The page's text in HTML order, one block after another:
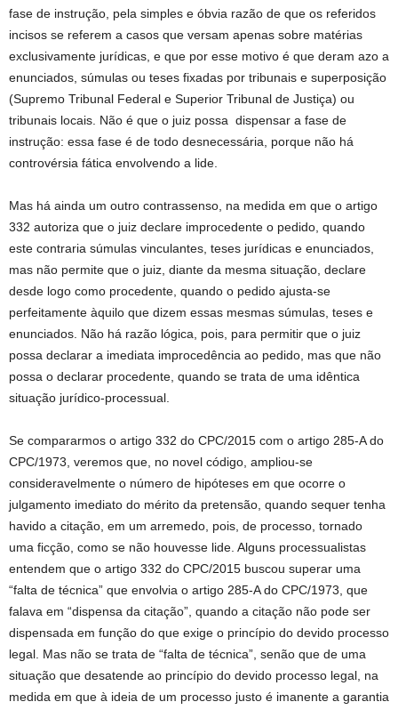
fase de instrução, pela simples e óbvia razão de que os referidos
incisos se referem a casos que versam apenas sobre matérias
exclusivamente jurídicas, e que por esse motivo é que deram azo a
enunciados, súmulas ou teses fixadas por tribunais e superposição
(Supremo Tribunal Federal e Superior Tribunal de Justiça) ou
tribunais locais. Não é que o juiz possa dispensar a fase de
instrução: essa fase é de todo desnecessária, porque não há
controvérsia fática envolvendo a lide.
Mas há ainda um outro contrassenso, na medida em que o artigo
332 autoriza que o juiz declare improcedente o pedido, quando
este contraria súmulas vinculantes, teses jurídicas e enunciados,
mas não permite que o juiz, diante da mesma situação, declare
desde logo como procedente, quando o pedido ajusta-se
perfeitamente àquilo que dizem essas mesmas súmulas, teses e
enunciados. Não há razão lógica, pois, para permitir que o juiz
possa declarar a imediata improcedência ao pedido, mas que não
possa o declarar procedente, quando se trata de uma idêntica
situação jurídico-processual.
Se compararmos o artigo 332 do CPC/2015 com o artigo 285-A do
CPC/1973, veremos que, no novel código, ampliou-se
consideravelmente o número de hipóteses em que ocorre o
julgamento imediato do mérito da pretensão, quando sequer tenha
havido a citação, em um arremedo, pois, de processo, tornado
uma ficção, como se não houvesse lide. Alguns processualistas
entendem que o artigo 332 do CPC/2015 buscou superar uma
“falta de técnica” que envolvia o artigo 285-A do CPC/1973, que
falava em “dispensa da citação”, quando a citação não pode ser
dispensada em função do que exige o princípio do devido processo
legal. Mas não se trata de “falta de técnica”, senão que de uma
situação que desatende ao princípio do devido processo legal, na
medida em que à ideia de um processo justo é imanente a garantia